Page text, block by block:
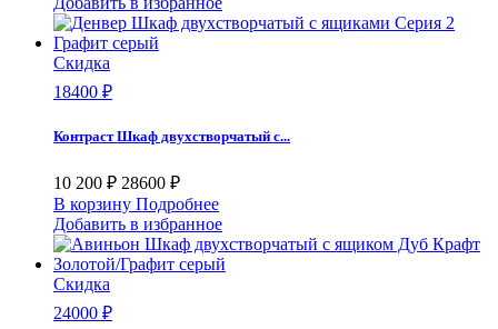
Скидка
18400 ₽
Контраст Шкаф двухстворчатый с...
10 200 ₽ 28600 ₽
В корзину Подробнее
Добавить в избранное
Скидка
24000 ₽